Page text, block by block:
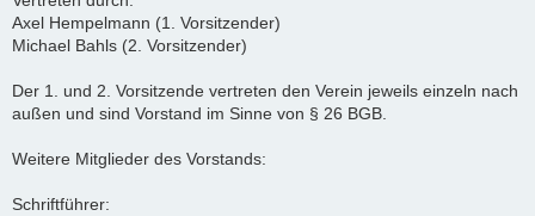
Axel Hempelmann (1. Vorsitzender)
Michael Bahls (2. Vorsitzender)
Der 1. und 2. Vorsitzende vertreten den Verein jeweils einzeln nach
außen und sind Vorstand im Sinne von § 26 BGB.
Weitere Mitglieder des Vorstands:
Schriftführer: